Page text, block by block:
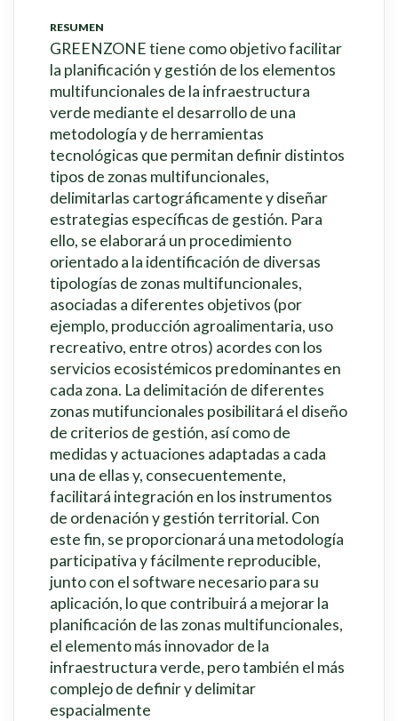
RESUMEN
GREENZONE tiene como objetivo facilitar
la planificación y gestión de los elementos
multifuncionales de la infraestructura
verde mediante el desarrollo de una
metodología y de herramientas
tecnológicas que permitan definir distintos
tipos de zonas multifuncionales,
delimitarlas cartográficamente y diseñar
estrategias específicas de gestión. Para
ello, se elaborará un procedimiento
orientado a la identificación de diversas
tipologías de zonas multifuncionales,
asociadas a diferentes objetivos (por
ejemplo, producción agroalimentaria, uso
recreativo, entre otros) acordes con los
servicios ecosistémicos predominantes en
cada zona. La delimitación de diferentes
zonas mutifuncionales posibilitará el diseño
de criterios de gestión, así como de
medidas y actuaciones adaptadas a cada
una de ellas y, consecuentemente,
facilitará integración en los instrumentos
de ordenación y gestión territorial. Con
este fin, se proporcionará una metodología
participativa y fácilmente reproducible,
junto con el software necesario para su
aplicación, lo que contribuirá a mejorar la
planificación de las zonas multifuncionales,
el elemento más innovador de la
infraestructura verde, pero también el más
complejo de definir y delimitar
espacialmente